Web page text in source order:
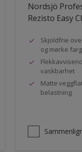
Nordsjö
Rezisto Easy
Skjoldfrie
og mørke
vaskbarhet
Matte
belastning